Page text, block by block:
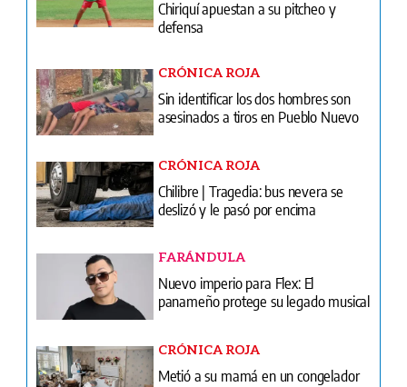
Sin identificar los dos hombres son
asesinados a tiros en Pueblo Nuevo
CRÓNICA ROJA
Chilibre | Tragedia: bus nevera se
deslizó y le pasó por encima
FARÁNDULA
Nuevo imperio para Flex: El
panameño protege su legado musical
CRÓNICA ROJA
Metió a su mamá en un congelador
para seguir cobrando la pensión
NACIONALES
Gobernadora de Veraguas sobre